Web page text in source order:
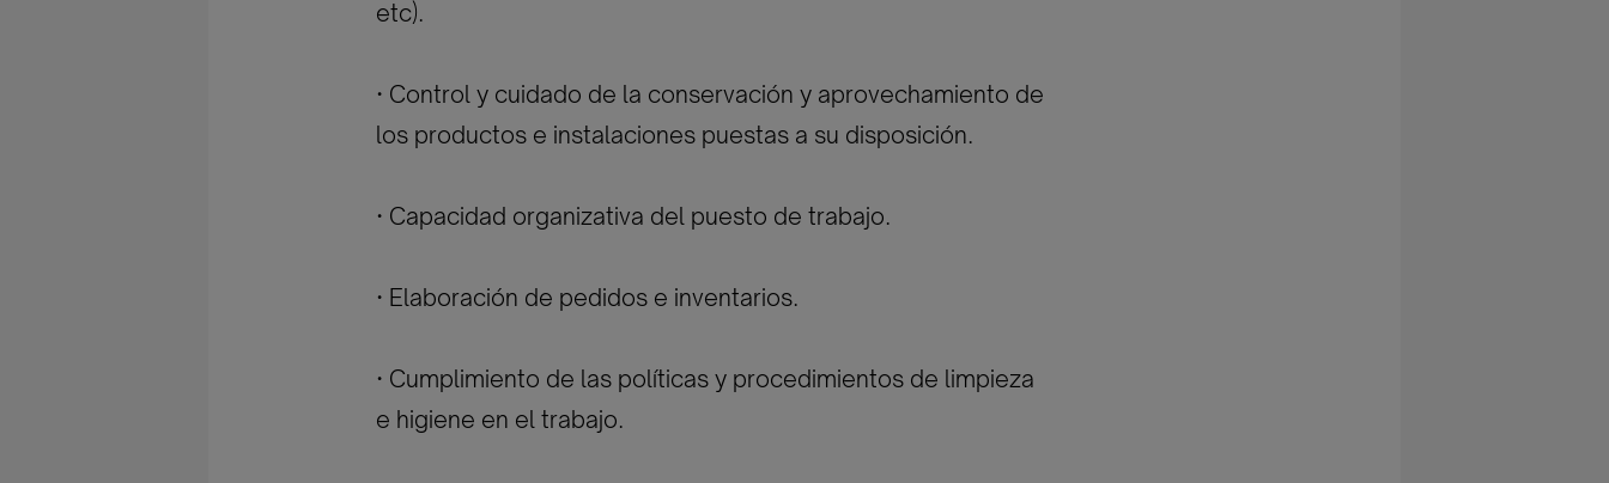
etc).
· Control y cuidado de la conservación y aprovechamiento de
los productos e instalaciones puestas a su disposición.
· Capacidad organizativa del puesto de trabajo.
· Elaboración de pedidos e inventarios.
· Cumplimiento de las políticas y procedimientos de limpieza
e higiene en el trabajo.